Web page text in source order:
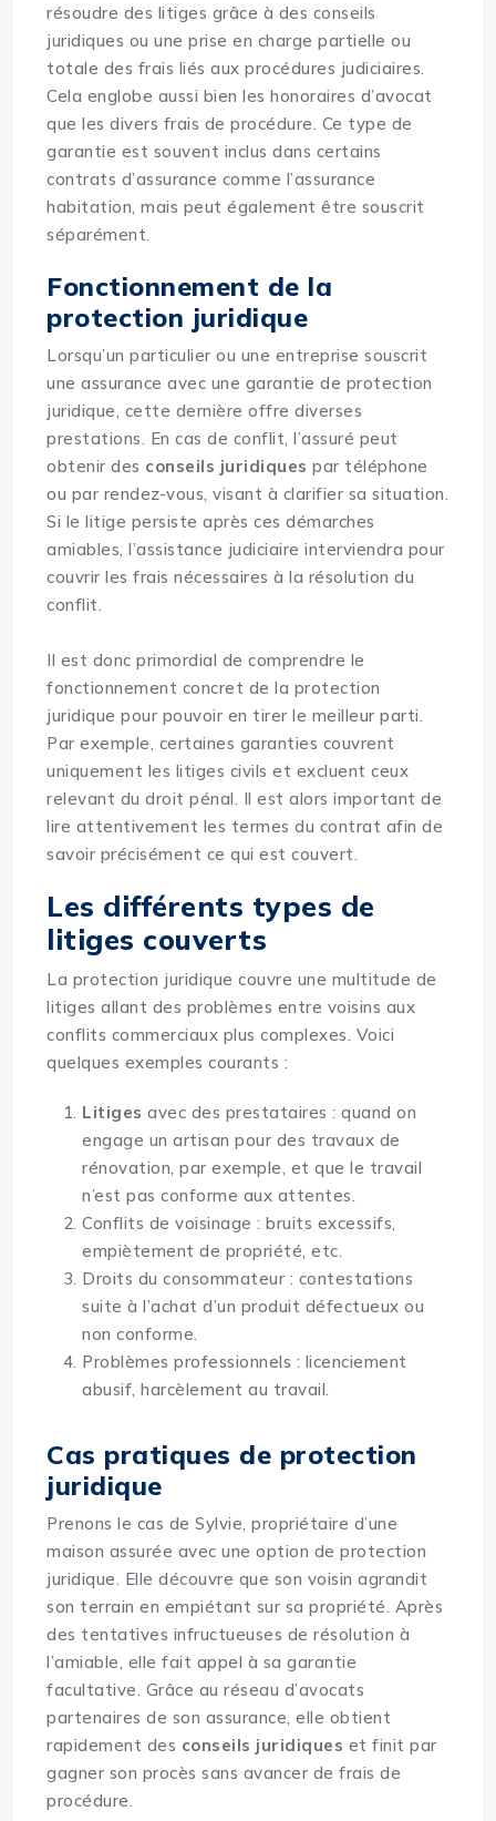
résoudre des litiges grâce à des conseils
juridiques ou une prise en charge partielle ou
totale des frais liés aux procédures judiciaires.
Cela englobe aussi bien les honoraires d’avocat
que les divers frais de procédure. Ce type de
garantie est souvent inclus dans certains
contrats d’assurance comme l’assurance
habitation, mais peut également être souscrit
séparément.
Fonctionnement de la
protection juridique
Lorsqu’un particulier ou une entreprise souscrit
une assurance avec une garantie de protection
juridique, cette dernière offre diverses
prestations. En cas de conflit, l’assuré peut
obtenir des conseils juridiques par téléphone
ou par rendez-vous, visant à clarifier sa situation.
Si le litige persiste après ces démarches
amiables, l’assistance judiciaire interviendra pour
couvrir les frais nécessaires à la résolution du
conflit.
Il est donc primordial de comprendre le
fonctionnement concret de la protection
juridique pour pouvoir en tirer le meilleur parti.
Par exemple, certaines garanties couvrent
uniquement les litiges civils et excluent ceux
relevant du droit pénal. Il est alors important de
lire attentivement les termes du contrat afin de
savoir précisément ce qui est couvert.
Les différents types de
litiges couverts
La protection juridique couvre une multitude de
litiges allant des problèmes entre voisins aux
conflits commerciaux plus complexes. Voici
quelques exemples courants :
Litiges avec des prestataires : quand on
engage un artisan pour des travaux de
rénovation, par exemple, et que le travail
n’est pas conforme aux attentes.
Conflits de voisinage : bruits excessifs,
empiètement de propriété, etc.
Droits du consommateur : contestations
suite à l’achat d’un produit défectueux ou
non conforme.
Problèmes professionnels : licenciement
abusif, harcèlement au travail.
Cas pratiques de protection
juridique
Prenons le cas de Sylvie, propriétaire d’une
maison assurée avec une option de protection
juridique. Elle découvre que son voisin agrandit
son terrain en empiétant sur sa propriété. Après
des tentatives infructueuses de résolution à
l’amiable, elle fait appel à sa garantie
facultative. Grâce au réseau d’avocats
partenaires de son assurance, elle obtient
rapidement des conseils juridiques et finit par
gagner son procès sans avancer de frais de
procédure.